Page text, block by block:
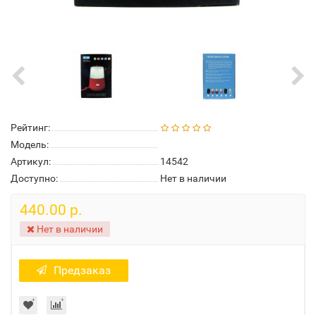
Рейтинг:
Модель:
Артикул:
14542
Доступно:
Нет в наличии
440.00 р.
Нет в наличии
Предзаказ